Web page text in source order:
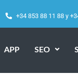
+34 853 88 11 88y
APP SEO